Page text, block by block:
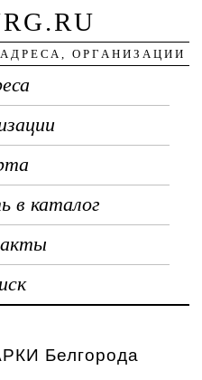
ОРГАНИЗАЦИИ
в каталог
Белгорода